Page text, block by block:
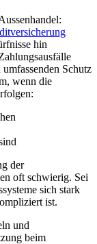
hin
Schutz
wenn die
der
oft schwierig. Sei
sich stark
ist.
und
beim